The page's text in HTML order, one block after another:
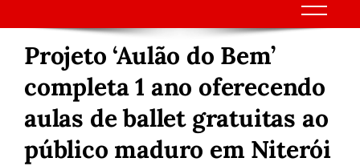
Projeto ‘Aulão do Bem’
completa 1 ano oferecendo
aulas de ballet gratuitas ao
público maduro em Niterói